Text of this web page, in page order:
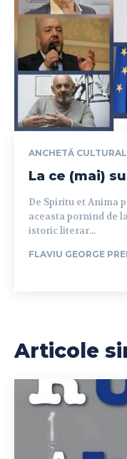
ANCHETĂ
La ce (mai)
De Spiritu et Anima
aceasta pornind de
istoric literar...
FLAVIU GEORGE
Articole